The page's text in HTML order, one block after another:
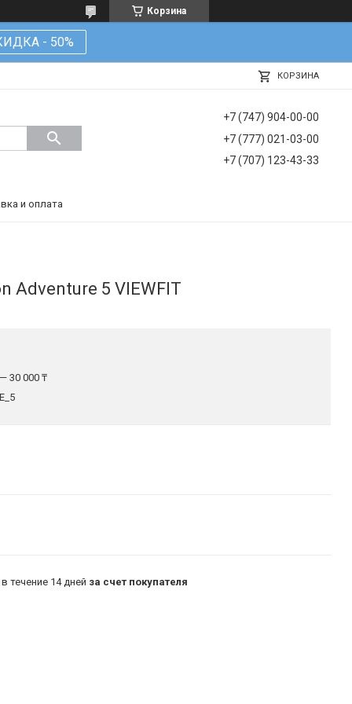
Корзина
- 50%
КОРЗИНА
+7 (747) 904-00-00
+7 (777) 021-03-00
+7 (707) 123-43-33
и оплата
Adventure 5 VIEWFIT
30 000 ₸
течение 14 дней за счет покупателя